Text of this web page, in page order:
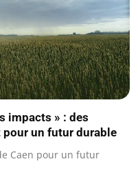
impacts » : des
pour un futur durable
Caen pour un futur